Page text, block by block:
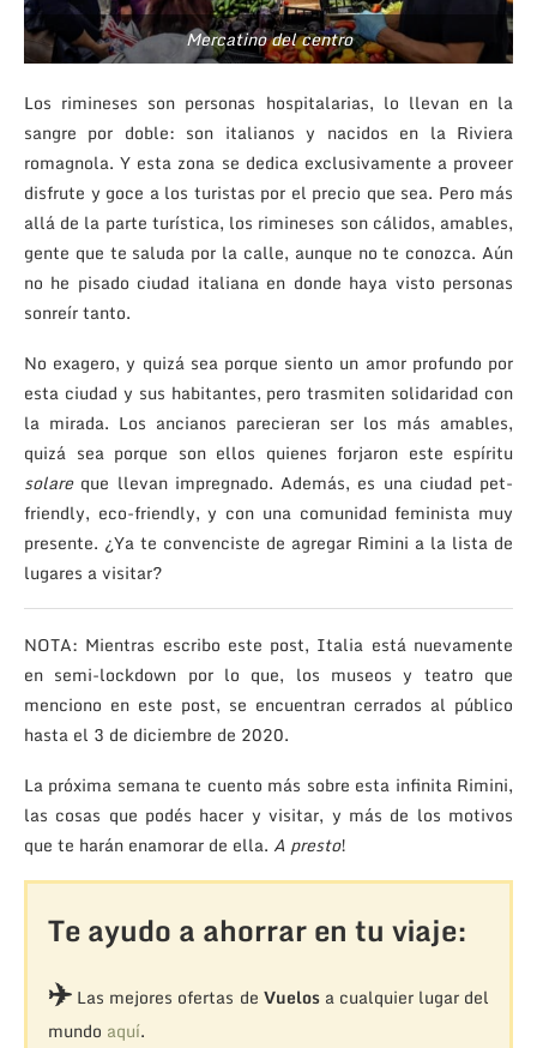
Mercatino del centro
Los rimineses son personas hospitalarias, lo llevan en la
sangre por doble: son italianos y nacidos en la Riviera
romagnola. Y esta zona se dedica exclusivamente a proveer
disfrute y goce a los turistas por el precio que sea. Pero más
allá de la parte turística, los rimineses son cálidos, amables,
gente que te saluda por la calle, aunque no te conozca. Aún
no he pisado ciudad italiana en donde haya visto personas
sonreír tanto.
No exagero, y quizá sea porque siento un amor profundo por
esta ciudad y sus habitantes, pero trasmiten solidaridad con
la mirada. Los ancianos parecieran ser los más amables,
quizá sea porque son ellos quienes forjaron este espíritu
solare que llevan impregnado. Además, es una ciudad pet-
friendly, eco-friendly, y con una comunidad feminista muy
presente. ¿Ya te convenciste de agregar Rimini a la lista de
lugares a visitar?
NOTA: Mientras escribo este post, Italia está nuevamente
en semi-lockdown por lo que, los museos y teatro que
menciono en este post, se encuentran cerrados al público
hasta el 3 de diciembre de 2020.
La próxima semana te cuento más sobre esta infinita Rimini,
las cosas que podés hacer y visitar, y más de los motivos
que te harán enamorar de ella. A presto!
Te ayudo a ahorrar en tu viaje:
✈️Las mejores ofertas de Vuelosa cualquier lugar del
mundo aquí.